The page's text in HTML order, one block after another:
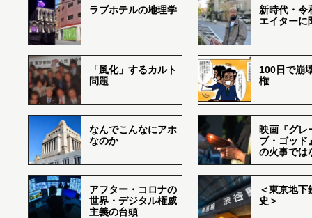
ラブホテルの地理学
新時代・令
エイターに
「風化」するカルト
問題
100日で崩
権
なんでこんなにアホ
なのか
映画『グレ
ブ・ゴッド
の火事では
アフター・コロナの
世界・デジタル権威
主義の台頭
＜東京地下
史＞